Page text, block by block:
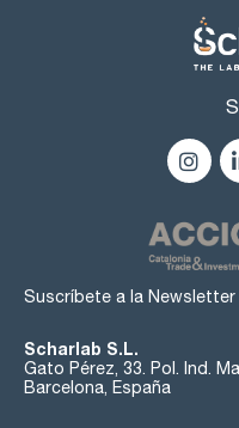
Suscríbete a la Newsletter
Scharlab S.L.
Gato Pérez, 33. Pol. Ind.
Barcelona, España